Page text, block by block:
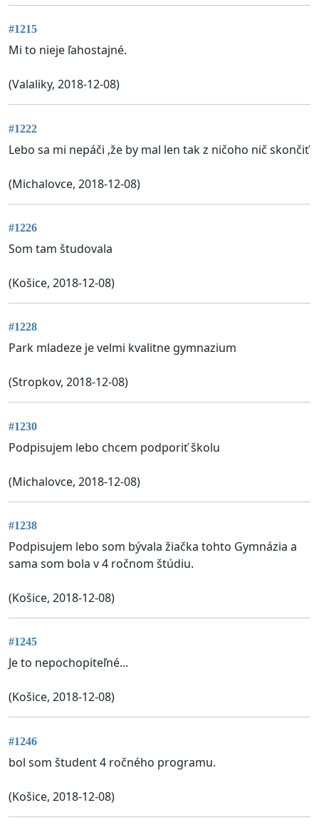
#1215
Mi to nieje ľahostajné.
(Valaliky, 2018-12-08)
#1222
Lebo sa mi nepáči ,že by mal len tak z ničoho nič skončiť
(Michalovce, 2018-12-08)
#1226
Som tam študovala
(Košice, 2018-12-08)
#1228
Park mladeze je velmi kvalitne gymnazium
(Stropkov, 2018-12-08)
#1230
Podpisujem lebo chcem podporiť školu
(Michalovce, 2018-12-08)
#1238
Podpisujem lebo som bývala žiačka tohto Gymnázia a
sama som bola v 4 ročnom štúdiu.
(Košice, 2018-12-08)
#1245
Je to nepochopiteľné...
(Košice, 2018-12-08)
#1246
bol som študent 4 ročného programu.
(Košice, 2018-12-08)